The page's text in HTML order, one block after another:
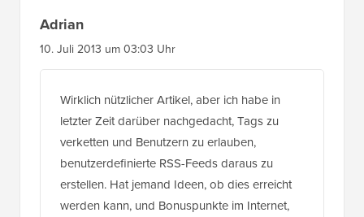
Adrian
10. Juli 2013 um 03:03 Uhr
Wirklich nützlicher Artikel, aber ich habe in
letzter Zeit darüber nachgedacht, Tags zu
verketten und Benutzern zu erlauben,
benutzerdefinierte RSS-Feeds daraus zu
erstellen. Hat jemand Ideen, ob dies erreicht
werden kann, und Bonuspunkte im Internet,